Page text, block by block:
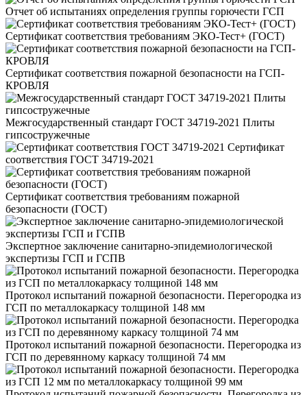
Отчет об испытаниях определения группы горючести ГСП
Сертификат соответствия требованиям ЭКО-Тест+ (ГОСТ)
Сертификат соответствия пожарной безопасности на ГСП-
КРОВЛЯ
Межгосударственный стандарт ГОСТ 34719-2021 Плиты
гипсостружечные
Сертификат
соответствия ГОСТ 34719-2021
Сертификат соответствия требованиям пожарной
безопасности (ГОСТ)
Экспертное заключение санитарно-эпидемиологической
экспертизы ГСП и ГСПВ
Протокол испытаний пожарной безопасности. Перегородка из
ГСП по металлокаркасу толщиной 148 мм
Протокол испытаний пожарной безопасности. Перегородка из
ГСП по деревянному каркасу толщиной 74 мм